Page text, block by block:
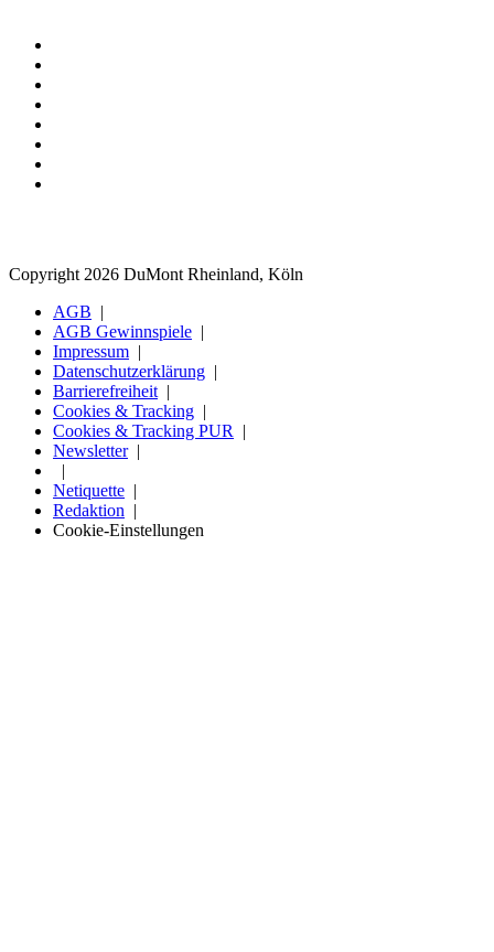
Copyright 2026 DuMont Rheinland, Köln
AGB
AGB Gewinnspiele
Impressum
Datenschutzerklärung
Barrierefreiheit
Cookies & Tracking
Cookies & Tracking PUR
Newsletter
Netiquette
Redaktion
Cookie-Einstellungen